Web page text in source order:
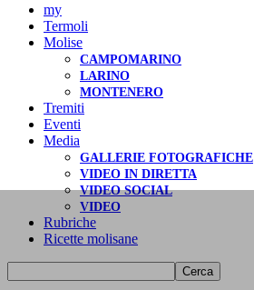
my
Termoli
Molise
CAMPOMARINO
LARINO
MONTENERO
Tremiti
Eventi
Media
GALLERIE FOTOGRAFICHE
VIDEO IN DIRETTA
VIDEO SOCIAL
VIDEO
Rubriche
Ricette molisane